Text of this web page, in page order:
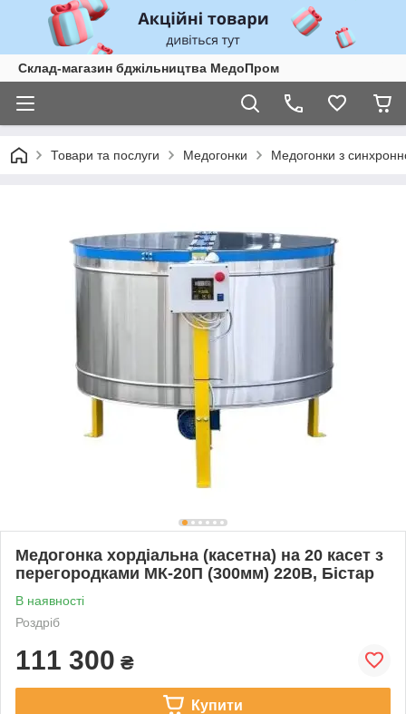
Склад-магазин бджільництва МедоПром
Товари та послуги Медогонки Медогонки з
Медогонка хордіальна (касетна) на 20 касет з
перегородками МК-20П (300мм) 220В, Бістар
В наявності
Роздріб
111 300 ₴
Купити